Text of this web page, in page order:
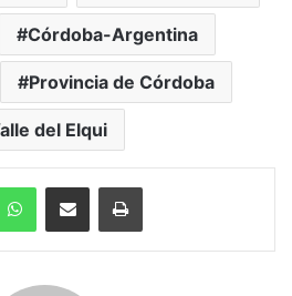
Córdoba-Argentina
Provincia de Córdoba
del Elqui